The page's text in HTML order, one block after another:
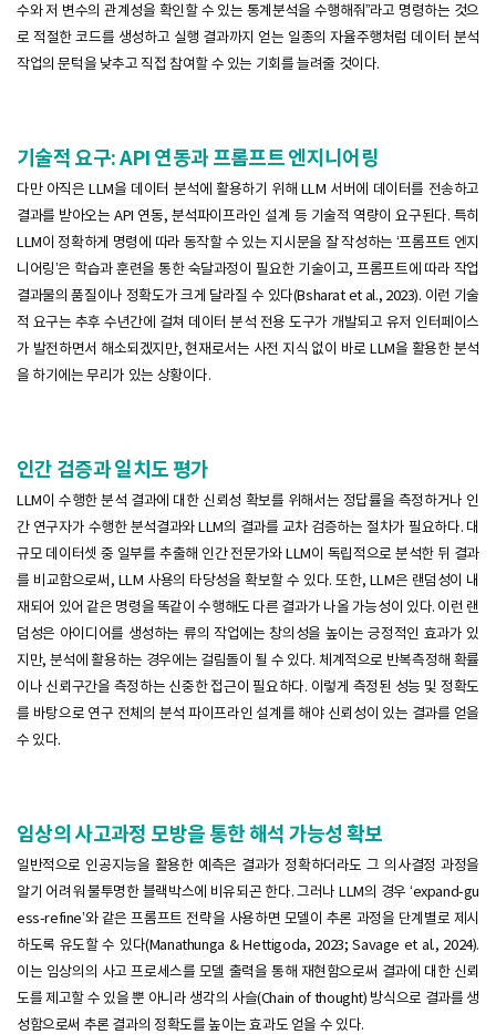
수와 저 변수의 관계성을 확인할 수 있는 통계분석을 수행해줘”라고 명령하는 것으
로 적절한 코드를 생성하고 실행 결과까지 얻는 일종의 자율주행처럼 데이터 분석
작업의 문턱을 낮추고 직접 참여할 수 있는 기회를 늘려줄 것이다.
기술적 요구: API 연동과 프롬프트 엔지니어링
다만 아직은 LLM을 데이터 분석에 활용하기 위해 LLM 서버에 데이터를 전송하고
결과를 받아오는 API 연동, 분석파이프라인 설계 등 기술적 역량이 요구된다. 특히
LLM이 정확하게 명령에 따라 동작할 수 있는 지시문을 잘 작성하는 ‘프롬프트 엔지
니어링’은 학습과 훈련을 통한 숙달과정이 필요한 기술이고, 프롬프트에 따라 작업
결과물의 품질이나 정확도가 크게 달라질 수 있다(Bsharat et al., 2023). 이런 기술
적 요구는 추후 수년간에 걸쳐 데이터 분석 전용 도구가 개발되고 유저 인터페이스
가 발전하면서 해소되겠지만, 현재로서는 사전 지식 없이 바로 LLM을 활용한 분석
을 하기에는 무리가 있는 상황이다.
인간 검증과 일치도 평가
LLM이 수행한 분석 결과에 대한 신뢰성 확보를 위해서는 정답률을 측정하거나 인
간 연구자가 수행한 분석결과와 LLM의 결과를 교차 검증하는 절차가 필요하다. 대
규모 데이터셋 중 일부를 추출해 인간 전문가와 LLM이 독립적으로 분석한 뒤 결과
를 비교함으로써, LLM 사용의 타당성을 확보할 수 있다. 또한, LLM은 랜덤성이 내
재되어 있어 같은 명령을 똑같이 수행해도 다른 결과가 나올 가능성이 있다. 이런 랜
덤성은 아이디어를 생성하는 류의 작업에는 창의성을 높이는 긍정적인 효과가 있
지만, 분석에 활용하는 경우에는 걸림돌이 될 수 있다. 체계적으로 반복측정해 확률
이나 신뢰구간을 측정하는 신중한 접근이 필요하다. 이렇게 측정된 성능 및 정확도
를 바탕으로 연구 전체의 분석 파이프라인 설계를 해야 신뢰성이 있는 결과를 얻을
수 있다.
임상의 사고과정 모방을 통한 해석 가능성 확보
일반적으로 인공지능을 활용한 예측은 결과가 정확하더라도 그 의사결정 과정을
알기 어려워 불투명한 블랙박스에 비유되곤 한다. 그러나 LLM의 경우 ‘expand-gu
ess-refine’와 같은 프롬프트 전략을 사용하면 모델이 추론 과정을 단계별로 제시
하도록 유도할 수 있다(Manathunga & Hettigoda, 2023; Savage et al., 2024).
이는 임상의의 사고 프로세스를 모델 출력을 통해 재현함으로써 결과에 대한 신뢰
도를 제고할 수 있을 뿐 아니라 생각의 사슬(Chain of thought) 방식으로 결과를 생
성함으로써 추론 결과의 정확도를 높이는 효과도 얻을 수 있다.